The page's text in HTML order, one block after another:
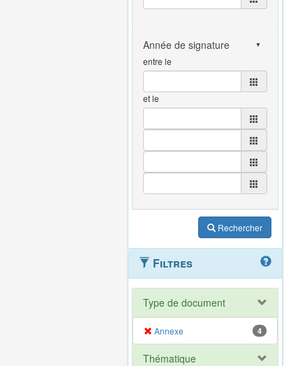
entre le
et le
Rechercher
Filtres
Type de document
Annexe 4
Thématique